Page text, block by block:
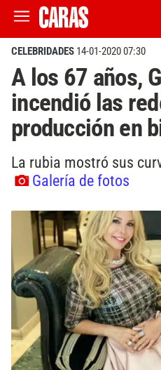
CELEBRIDADES 14-01-2020 07:30
A los 67 años,
incendió las
producción en
La rubia mostró sus
Galería de fotos